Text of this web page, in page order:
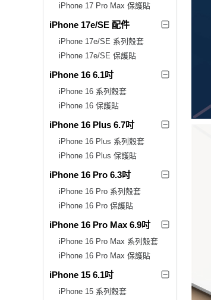
iPhone 17 Pro Max 保護貼
iPhone 17e/SE 配件
iPhone 17e/SE 系列殼套
iPhone 17e/SE 保護貼
iPhone 16 6.1吋
iPhone 16 系列殼套
iPhone 16 保護貼
iPhone 16 Plus 6.7吋
iPhone 16 Plus 系列殼套
iPhone 16 Plus 保護貼
iPhone 16 Pro 6.3吋
iPhone 16 Pro 系列殼套
iPhone 16 Pro 保護貼
iPhone 16 Pro Max 6.9吋
iPhone 16 Pro Max 系列殼套
iPhone 16 Pro Max 保護貼
iPhone 15 6.1吋
iPhone 15 系列殼套